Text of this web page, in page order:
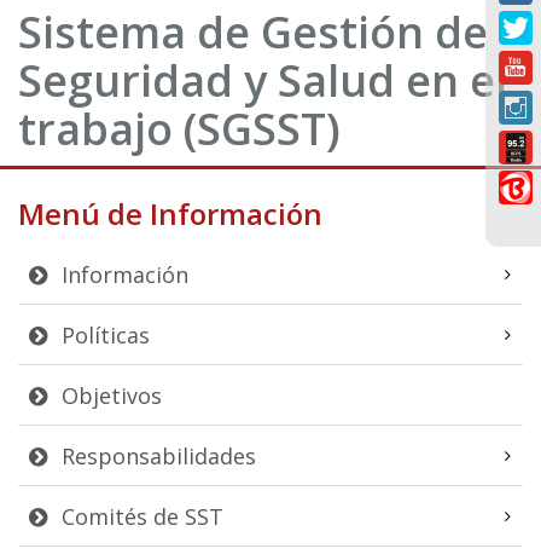
Sistema de Gestión de
Seguridad y Salud en el
trabajo (SGSST)
Menú de Información
Información
Políticas
Objetivos
Responsabilidades
Comités de SST